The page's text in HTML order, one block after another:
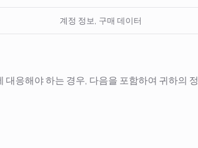
계정 정보, 구매 데이터
응해야 하는 경우, 다음을 포함하여 귀하의 정